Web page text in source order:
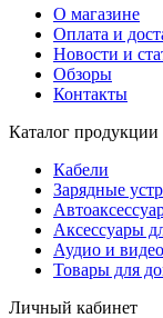
О магазине
Оплата и
Новости и
Обзоры
Контакты
Каталог продукции
Кабели
Зарядные
Аксессуары
Аудио и видео
Товары для
Личный кабинет